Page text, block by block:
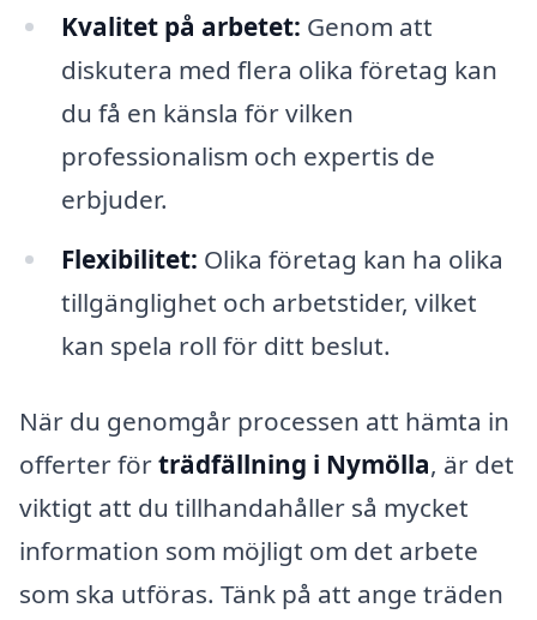
Kvalitet på arbetet: Genom att
diskutera med flera olika företag kan
du få en känsla för vilken
professionalism och expertis de
erbjuder.
Flexibilitet: Olika företag kan ha olika
tillgänglighet och arbetstider, vilket
kan spela roll för ditt beslut.
När du genomgår processen att hämta in
offerter förträdfällning i Nymölla, är det
viktigt att du tillhandahåller så mycket
information som möjligt om det arbete
som ska utföras. Tänk på att ange träden